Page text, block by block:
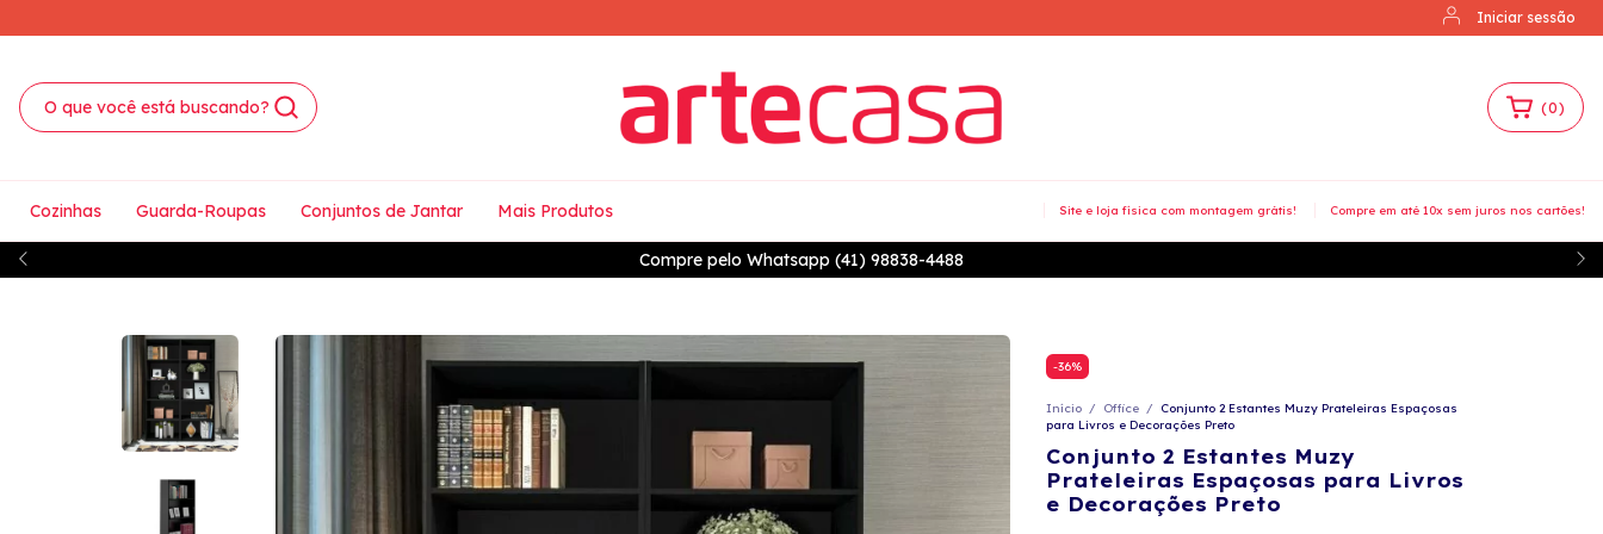
Iniciar sessão
7% OFF à vista no PIX
(0)
Cozinhas Guarda-Roupas Conjuntos de Jantar Mais Produtos Site e loja física com montagem grátis! Compre em até 10x sem juros nos cartões!
-36%
Início / Office /
Conjunto 2 Estantes Muzy Prateleiras Espaçosas
para Livros e Decorações Preto
Conjunto 2 Estantes Muzy
Prateleiras Espaçosas para Livros
e Decorações Preto